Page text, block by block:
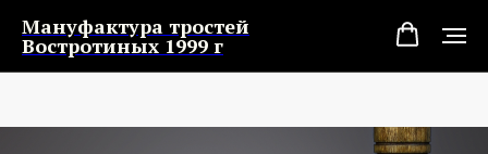
Мануфактура тростей
Востротиных 1999 г